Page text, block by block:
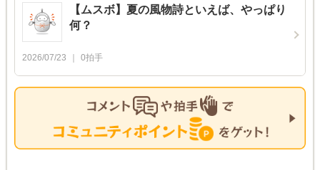
【ムスボ】夏の風物詩といえば、やっぱり
何？
2026/07/23 0拍手